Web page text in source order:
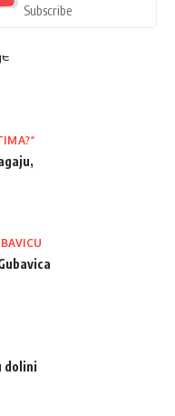
Subscribe
dolini